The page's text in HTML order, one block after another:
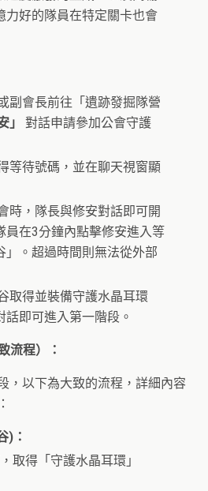
力好的隊員在特定關卡也會
副會長前往「遺跡發掘隊營
」
對話申請參加公會守護
等待號碼，並在聊天視窗顯
時，隊長與修安對話即可開
員在3分鐘內點擊修安進入等
」。超過時間則無法從外部
取得並裝備守護水晶耳環
話即可進入第一階段。
流程）：
，以下為大致的流程，詳細內容
)：
取得「守護水晶耳環」